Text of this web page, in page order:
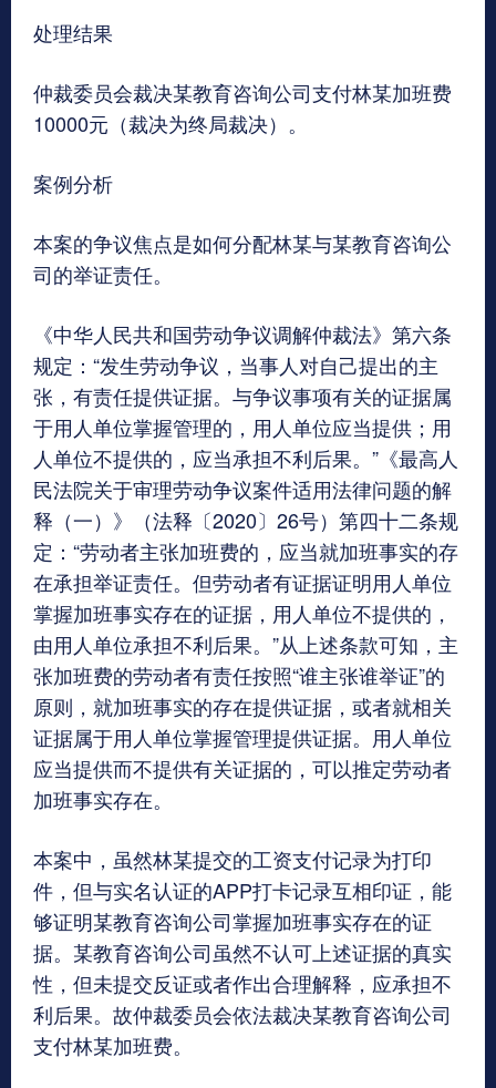
处理结果
仲裁委员会裁决某教育咨询公司支付林某加班费
10000元（裁决为终局裁决）。
案例分析
本案的争议焦点是如何分配林某与某教育咨询公
司的举证责任。
《中华人民共和国劳动争议调解仲裁法》第六条
规定：“发生劳动争议，当事人对自己提出的主
张，有责任提供证据。与争议事项有关的证据属
于用人单位掌握管理的，用人单位应当提供；用
人单位不提供的，应当承担不利后果。”《最高人
民法院关于审理劳动争议案件适用法律问题的解
释（一）》（法释〔2020〕26号）第四十二条规
定：“劳动者主张加班费的，应当就加班事实的存
在承担举证责任。但劳动者有证据证明用人单位
掌握加班事实存在的证据，用人单位不提供的，
由用人单位承担不利后果。”从上述条款可知，主
张加班费的劳动者有责任按照“谁主张谁举证”的
原则，就加班事实的存在提供证据，或者就相关
证据属于用人单位掌握管理提供证据。用人单位
应当提供而不提供有关证据的，可以推定劳动者
加班事实存在。
本案中，虽然林某提交的工资支付记录为打印
件，但与实名认证的APP打卡记录互相印证，能
够证明某教育咨询公司掌握加班事实存在的证
据。某教育咨询公司虽然不认可上述证据的真实
性，但未提交反证或者作出合理解释，应承担不
利后果。故仲裁委员会依法裁决某教育咨询公司
支付林某加班费。